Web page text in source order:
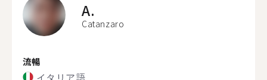
A.
Catanzaro
流暢
イタリア語